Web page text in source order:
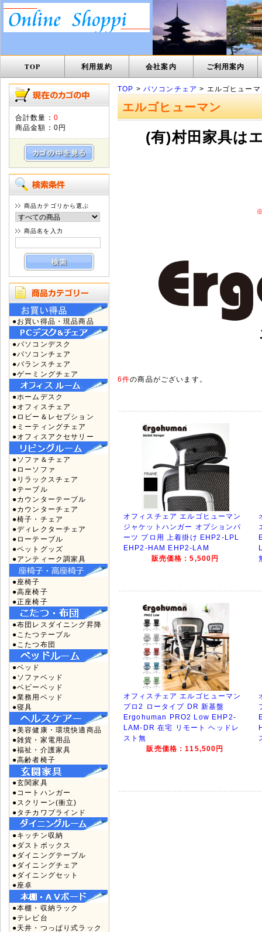
TOP 利用規約 会社案内 ご利用案内
合計数量： 0
商品金額： 0円
商品カテゴリから選ぶ
商品名を入力
●お買い得品・現品商品
●パソコンデスク
●パソコンチェア
●バランスチェア
●ゲーミングチェア
●ホームデスク
●オフィスチェア
●ロビー＆レセプション
●ミーティングチェア
●オフィスアクセサリー
●ソファ＆チェア
●ローソファ
●リラックスチェア
●テーブル
●カウンターテーブル
●カウンターチェア
●椅子・チェア
●ディレクターチェア
●ローテーブル
●ペットグッズ
●アンティーク調家具
●座椅子
●高座椅子
●正座椅子
●布団レスダイニング昇降
●こたつテーブル
●こたつ布団
●ベッド
●ソファベッド
●ベビーベッド
●業務用ベッド
●寝具
●美容健康・環境快適商品
●雑貨・家電用品
●福祉・介護家具
●高齢者椅子
●玄関家具
●コートハンガー
●スクリーン(衝立)
●タチカワブラインド
●キッチン収納
●ダストボックス
●ダイニングテーブル
●ダイニングチェア
●ダイニングセット
●座卓
●本棚・収納ラック
●テレビ台
●天井・つっぱり式ラック
TOP > パソコンチェア > エルゴヒューマ
エルゴヒューマン
(有)村田家具は
6件の商品がございます。
オフィスチェア エルゴヒューマン
ジャケットハンガー オプションパ
ーツ プロ用 上着掛け EHP2-LPL
EHP2-HAM EHP2-LAM
販売価格：5,500円
オフィスチェア エルゴヒューマン
プロ2 ロータイプ DR 新基盤
Ergohuman PRO2 Low EHP2-
LAM-DR 在宅 リモート ヘッドレ
スト無
販売価格：115,500円